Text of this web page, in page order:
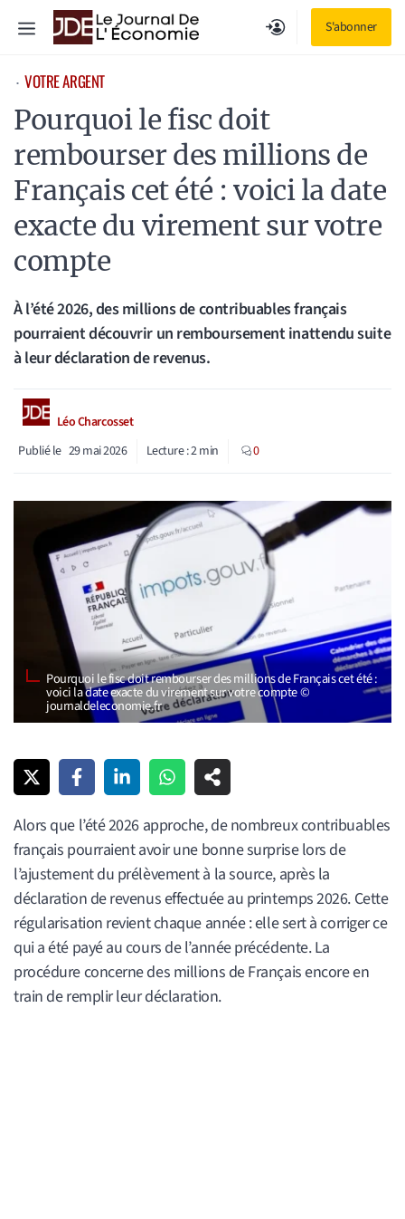
S'abonner
Menu
⋅ VOTRE ARGENT
Pourquoi le fisc doit
rembourser des millions de
Français cet été : voici la date
exacte du virement sur votre
compte
À l’été 2026, des millions de contribuables français
pourraient découvrir un remboursement inattendu suite
à leur déclaration de revenus.
Léo Charcosset
Publié le 29 mai 2026 Lecture :2min 0
Pourquoi le fisc doit rembourser des millions de Français cet été :
voici la date exacte du virement sur votre compte ©
journaldeleconomie.fr
Alors que l’été 2026 approche, de nombreux contribuables
français pourraient avoir une bonne surprise lors de
l’ajustement du prélèvement à la source, après la
déclaration de revenus effectuée au printemps 2026. Cette
régularisation revient chaque année : elle sert à corriger ce
qui a été payé au cours de l’année précédente. La
procédure concerne des millions de Français encore en
train de remplir leur déclaration.